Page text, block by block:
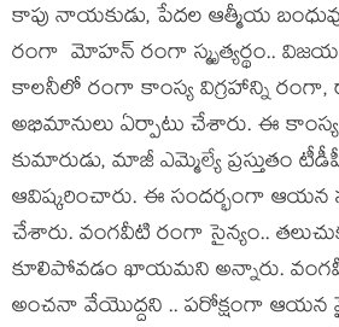
కాపు నాయ‌కుడు, పేద‌ల ఆత్మీయ
రంగా మోహ‌న్ రంగా స్మృత్య‌ర్థం..
కాల‌నీలో రంగా కాంస్య విగ్రహాన్ని
అభిమానులు ఏర్పాటు చేశారు. ఈ
కుమారుడు, మాజీ ఎమ్మెల్యే ప్ర‌స్తుతం
ఆవిష్క‌రించారు. ఈ సంద‌ర్భంగా ఆయ‌న
చేశారు. వంగ‌వీటి రంగా సైన్యం..
కూలిపోవ‌డం ఖాయ‌మ‌ని అన్నారు.
అంచ‌నా వేయొద్ద‌ని .. ప‌రోక్షంగా ఆయ‌న